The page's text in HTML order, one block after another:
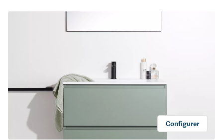
Configurer